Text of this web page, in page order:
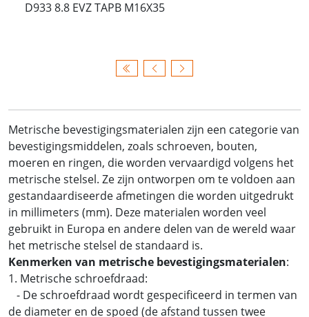
D933 8.8 EVZ TAPB M16X35
Metrische bevestigingsmaterialen zijn een categorie van
bevestigingsmiddelen, zoals schroeven, bouten,
moeren en ringen, die worden vervaardigd volgens het
metrische stelsel. Ze zijn ontworpen om te voldoen aan
gestandaardiseerde afmetingen die worden uitgedrukt
in millimeters (mm). Deze materialen worden veel
gebruikt in Europa en andere delen van de wereld waar
het metrische stelsel de standaard is.
Kenmerken van metrische bevestigingsmaterialen:
1. Metrische schroefdraad:
- De schroefdraad wordt gespecificeerd in termen van
de diameter en de spoed (de afstand tussen twee